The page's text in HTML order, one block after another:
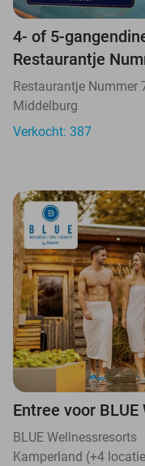
4- of 5-
Restaurantje
Restaurantje Nummer
Middelburg
Verkocht: 387
Entree voor
BLUE Wellnessresorts
Kamperland (+4